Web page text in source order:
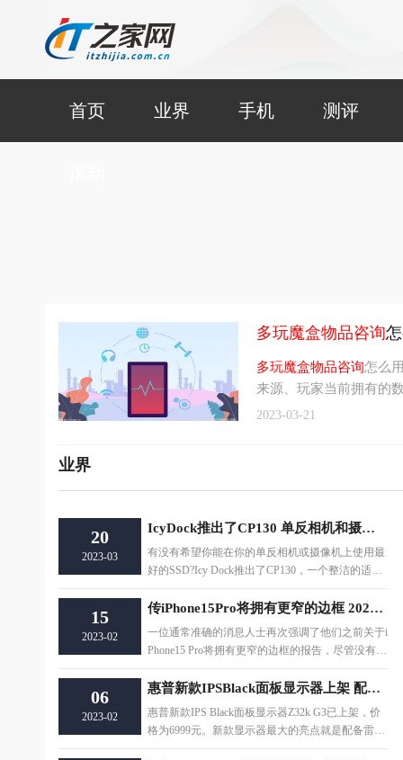
首页 业界 手机 测评
多玩魔盒物品咨询
多玩魔盒物品咨询怎么
来源、玩家当前拥有的
2023-03-21
业界
20
2023-03
IcyDock推出了CP130 单反相机和摄像机转换器
有没有希望你能在你的单反相机或摄像机上使用最
好的SSD?Icy Dock推出了CP130，一个整洁的适配
器，作为单反相机和摄像机的转换器，通过CFEx
15
2023-02
传iPhone15Pro将拥有更窄的边框 2023年秋季发布
一位通常准确的消息人士再次强调了他们之前关于i
Phone15 Pro将拥有更窄的边框的报告，尽管没有透
露任何新的细节。预计iPhone 15 Pro将于
06
2023-02
惠普新款IPSBlack面板显示器上架 配备雷电4接口
惠普新款IPS Black面板显示器Z32k G3已上架，价
格为6999元。新款显示器最大的亮点就是配备雷电
4接口，拥有40Gbps的数据传输速率，通过单U